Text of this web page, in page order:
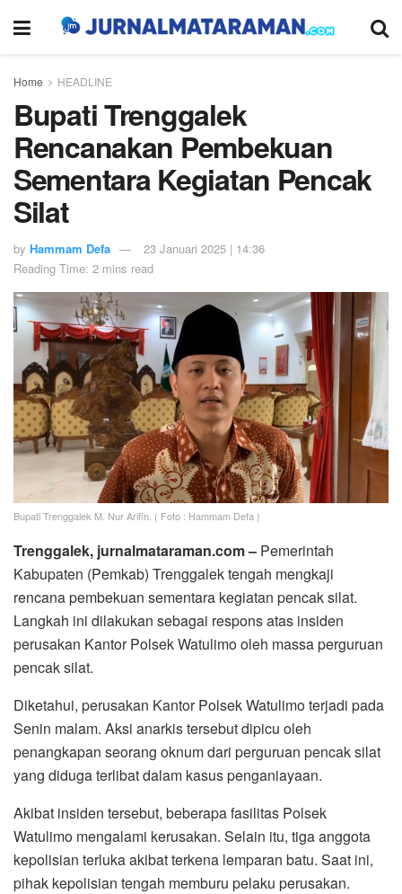
Home HEADLINE
Bupati Trenggalek
Rencanakan Pembekuan
Sementara Kegiatan Pencak
Silat
by Hammam Defa
23 Januari 2025 | 14:36
Reading Time: 2 mins read
Bupati Trenggalek M. Nur Arifin. ( Foto : Hammam Defa )
Trenggalek, jurnalmataraman.com – Pemerintah
Kabupaten (Pemkab) Trenggalek tengah mengkaji
rencana pembekuan sementara kegiatan pencak silat.
Langkah ini dilakukan sebagai respons atas insiden
perusakan Kantor Polsek Watulimo oleh massa perguruan
pencak silat.
Diketahui, perusakan Kantor Polsek Watulimo terjadi pada
Senin malam. Aksi anarkis tersebut dipicu oleh
penangkapan seorang oknum dari perguruan pencak silat
yang diduga terlibat dalam kasus penganiayaan.
Akibat insiden tersebut, beberapa fasilitas Polsek
Watulimo mengalami kerusakan. Selain itu, tiga anggota
kepolisian terluka akibat terkena lemparan batu. Saat ini,
pihak kepolisian tengah memburu pelaku perusakan.